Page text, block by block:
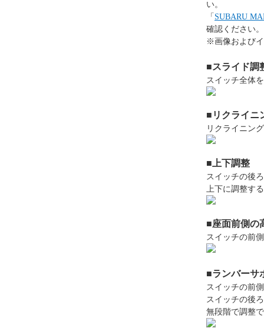
い。
「 SUBARU
確認ください。
※画像および
■スライド調
スイッチ全体
■リクライニ
リクライニン
■上下調整
スイッチの後
上下に調整す
■座面前側の
スイッチの前
■ランバーサ
スイッチの前
スイッチの後
無段階で調整